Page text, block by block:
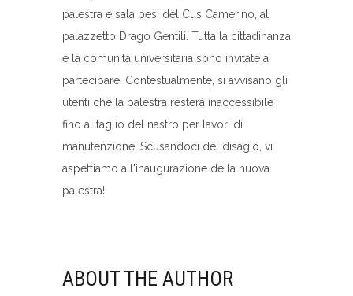
palestra e sala pesi del Cus Camerino, al
palazzetto Drago Gentili. Tutta la cittadinanza
e la comunità universitaria sono invitate a
partecipare. Contestualmente, si avvisano gli
utenti che la palestra resterà inaccessibile
fino al taglio del nastro per lavori di
manutenzione. Scusandoci del disagio, vi
aspettiamo all'inaugurazione della nuova
palestra!
ABOUT THE AUTHOR